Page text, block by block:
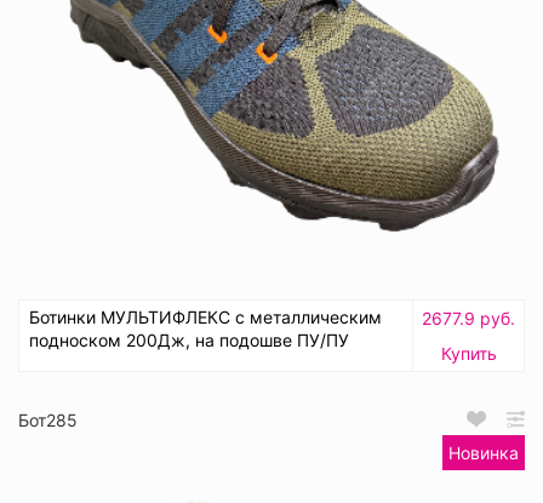
Ботинки МУЛЬТИФЛЕКС с металлическим
подноском 200Дж, на подошве ПУ/ПУ
2677.9 руб.
Купить
Бот285
Новинка